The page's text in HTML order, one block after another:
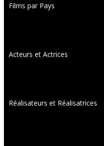
Films par Pays
Acteurs et Actrices
Réalisateurs et Réalisatrices